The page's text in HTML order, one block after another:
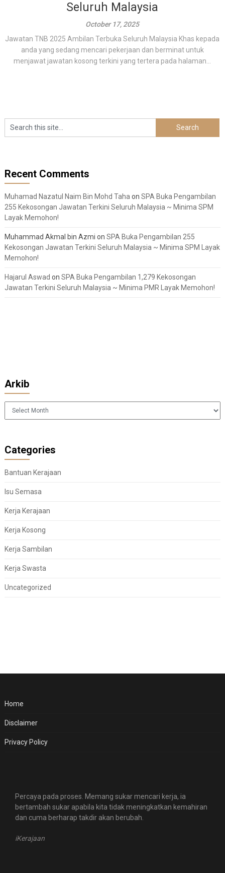
Seluruh Malaysia
October 17, 2025
Jawatan TNB 2025 Ambilan Terbuka Seluruh Malaysia Khas kepada
anda yang sedang mencari pekerjaan dan berminat untuk
menjawat jawatan kosong terkini yang tertera pada halaman...
Recent Comments
Muhamad Nazatul Naim Bin Mohd Taha on SPA Buka Pengambilan
255 Kekosongan Jawatan Terkini Seluruh Malaysia ~ Minima SPM
Layak Memohon!
Muhammad Akmal bin Azmi on SPA Buka Pengambilan 255
Kekosongan Jawatan Terkini Seluruh Malaysia ~ Minima SPM Layak
Memohon!
Hajarul Aswad on SPA Buka Pengambilan 1,279 Kekosongan
Jawatan Terkini Seluruh Malaysia ~ Minima PMR Layak Memohon!
Arkib
Arkib
Categories
Bantuan Kerajaan
Isu Semasa
Kerja Kerajaan
Kerja Kosong
Kerja Sambilan
Kerja Swasta
Uncategorized
Home
Disclaimer
Privacy Policy
Percaya pada proses. Memang sukar mencari kerja, ia
bertambah sukar apabila kita tidak meningkatkan kemahiran
dan cuma berharap takdir akan berubah.
iKerajaan